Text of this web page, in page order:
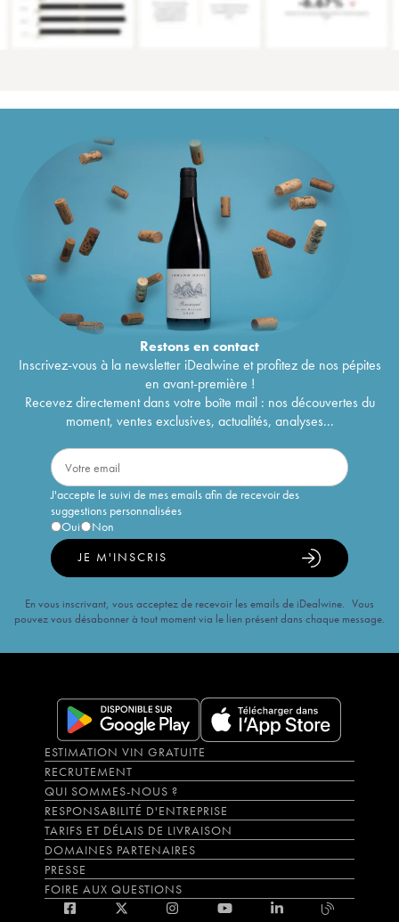
Restons encontact
Inscrivez-vous à la newsletter iDealwine et profitez de nos pépites
en avant-première !
Recevez directement dans votre boîte mail : nos découvertes du
moment, ventes exclusives, actualités, analyses...
J'accepte le suivi de mes emails afin de recevoir des
suggestions personnalisées
Oui
Non
JE M'INSCRIS
En vous inscrivant, vous acceptez de recevoir les emails de iDealwine. Vous
pouvez vous désabonner à tout moment via le lien présent dans chaque message.
ESTIMATION VIN GRATUITE
RECRUTEMENT
QUI SOMMES-NOUS ?
RESPONSABILITÉ D'ENTREPRISE
TARIFS ET DÉLAIS DE LIVRAISON
DOMAINES PARTENAIRES
PRESSE
FOIRE AUX QUESTIONS